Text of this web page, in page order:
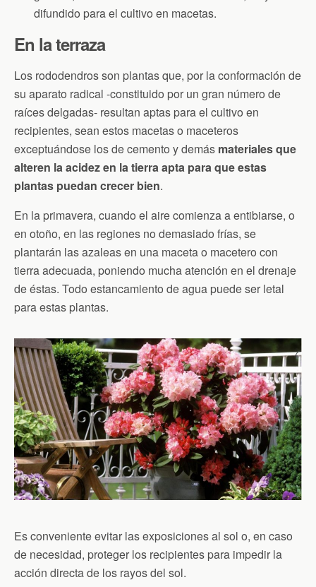
difundido para el cultivo en macetas.
En la terraza
Los rododendros son plantas que, por la conformación de
su aparato radical -constituido por un gran número de
raíces delgadas- resultan aptas para el cultivo en
recipientes, sean estos macetas o maceteros
exceptuándose los de cemento y demás materiales que
alteren la acidez en la tierra apta para que estas
plantas puedan crecer bien.
En la primavera, cuando el aire comienza a entibiarse, o
en otoño, en las regiones no demasiado frías, se
plantarán las azaleas en una maceta o macetero con
tierra adecuada, poniendo mucha atención en el drenaje
de éstas. Todo estancamiento de agua puede ser letal
para estas plantas.
Es conveniente evitar las exposiciones al sol o, en caso
de necesidad, proteger los recipientes para impedir la
acción directa de los rayos del sol.